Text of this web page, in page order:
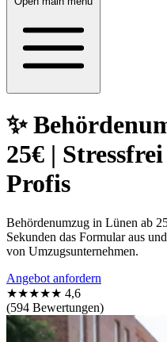
✨
25€ |
Profis
Behördenumzug in Lünen ab
Sekunden das Formular aus
von Umzugsunternehmen.
Angebot anfordern
★★★★★ 4,6
(594 Bewertungen)